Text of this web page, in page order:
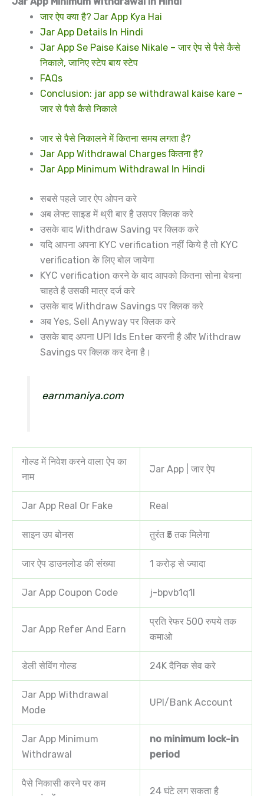
जार ऐप क्या है? Jar App Kya Hai
Jar App Details In Hindi
Jar App Se Paise Kaise Nikale – जार ऐप से पैसे कैसे
निकाले, जानिए स्टेप बाय स्टेप
FAQs
Conclusion: jar app se withdrawal kaise kare –
जार से पैसे कैसे निकाले
जार से पैसे निकालने में कितना समय लगता है?
Jar App Withdrawal Charges कितना है?
Jar App Minimum Withdrawal In Hindi
सबसे पहले जार ऐप ओपन करे
अब लेफ्ट साइड में थ्री बार है उसपर क्लिक करे
उसके बाद Withdraw Saving पर क्लिक करे
यदि आपना अपना KYC verification नहीं किये है तो KYC
verification के लिए बोल जायेगा
KYC verification करने के बाद आपको कितना सोना बेचना
चाहते है उसकी मात्र दर्ज करे
उसके बाद Withdraw Savings पर क्लिक करे
अब Yes, Sell Anyway पर क्लिक करे
उसके बाद अपना UPI Ids Enter करनी है और Withdraw
Savings पर क्लिक कर देना है।
earnmaniya.com
गोल्ड में निवेश करने वाला ऐप का
नाम
Jar App | जार ऐप
Jar App Real Or Fake Real
साइन उप बोनस तुरंत ₹5 तक मिलेगा
जार ऐप डाउनलोड की संख्या 1 करोड़ से ज्यादा
Jar App Coupon Code j-bpvb1q1l
Jar App Refer And Earn
प्रति रेफर 500 रुपये तक
कमाओ
डेली सेविंग गोल्ड 24K दैनिक सेव करे
Jar App Withdrawal
Mode
UPI/Bank Account
Jar App Minimum
Withdrawal
no minimum lock-in
period
पैसे निकासी करने पर कम
24 घंटे लग सकता है